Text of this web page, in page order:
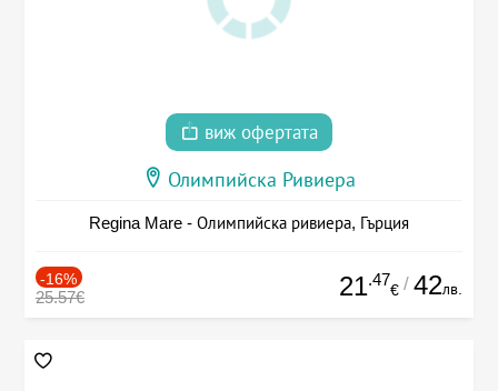
виж офертата
Олимпийска Ривиера
Regina Mare - Олимпийска ривиера, Гърция
-16%
25.57€ 21.47
€ / 42лв.